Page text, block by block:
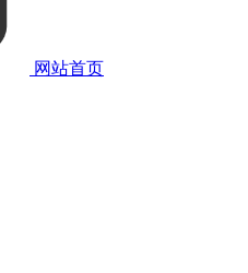
网站首页